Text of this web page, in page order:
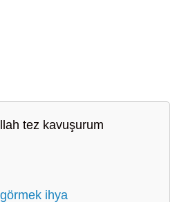
tez kavuşurum
ihya